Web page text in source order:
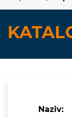
Naziv: